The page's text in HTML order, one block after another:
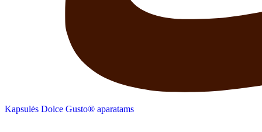
Kapsulės Dolce Gusto® aparatams